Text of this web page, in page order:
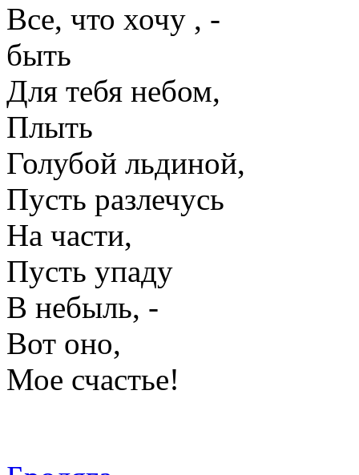
Все, что хочу , -
быть
Для тебя небом,
Плыть
Голубой льдиной,
Пусть разлечусь
На части,
Пусть упаду
В небыль, -
Вот оно,
Мое счастье!